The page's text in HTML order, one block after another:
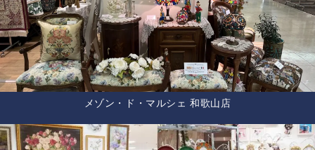
メゾン・ド・マルシェ 和歌山店